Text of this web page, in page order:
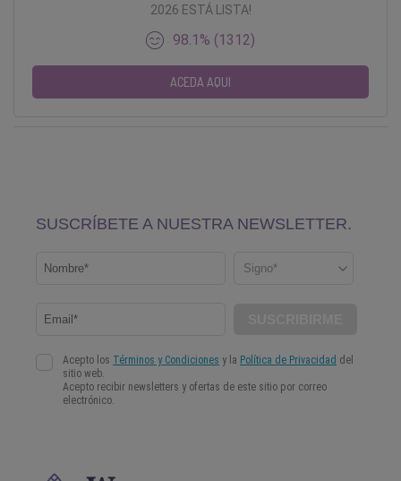
2026 ESTÁ LISTA!
98.1% (1312)
ACEDA AQUI